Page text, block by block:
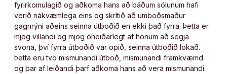
fyrirkomulagið og aðkoma hans að báðum sölunum hafi
verið nákvæmlega eins og skrítið að umboðsmaður
gagnrýni aðeins seinna útboðið en ekki það fyrra. Þetta er
mjög villandi og mjög óheiðarlegt af honum að segja
svona, því fyrra útboðið var opið, seinna útboðið lokað.
Þetta eru tvö mismunandi útboð, mismunandi framkvæmd
og þar af leiðandi þarf aðkoma hans að vera mismunandi.